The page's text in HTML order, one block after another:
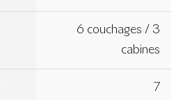
6 couchages / 3
cabines
7